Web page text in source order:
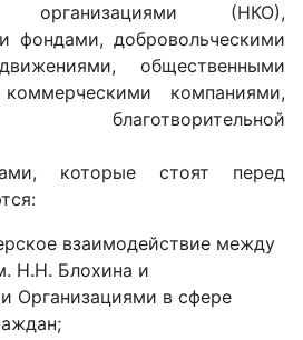
организациями (НКО),
фондами, добровольческими
общественными
компаниями,
благотворительной
которые стоят перед
взаимодействие между
Н.Н. Блохина и
Организациями в сфере